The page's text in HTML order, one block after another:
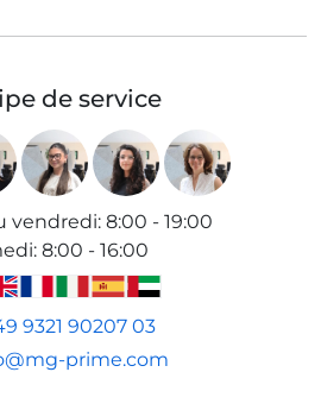
de service
vendredi: 8:00 - 19:00
: 8:00 - 16:00
9321 90207 03
prime.com